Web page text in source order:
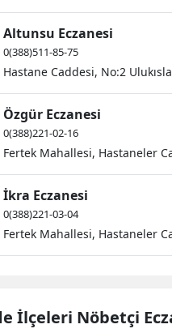
Altunsu Eczanesi
0(388)511-85-75
Hastane Caddesi, No:2
Özgür Eczanesi
0(388)221-02-16
Fertek Mahallesi, Hastaneler
İkra Eczanesi
0(388)221-03-04
Fertek Mahallesi, Hastaneler
İlçeleri Nöbetçi